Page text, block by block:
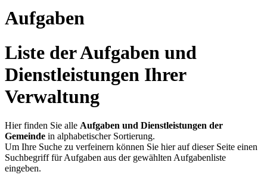
Aufgaben
Liste der Aufgaben und
Dienstleistungen Ihrer
Verwaltung
Hier finden Sie alle Aufgaben und Dienstleistungen der
Gemeinde in alphabetischer Sortierung.
Um Ihre Suche zu verfeinern können Sie hier auf dieser Seite einen
Suchbegriff für Aufgaben aus der gewählten Aufgabenliste
eingeben.